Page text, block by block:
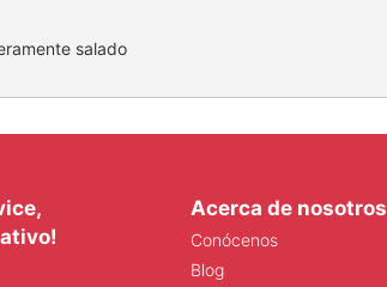
salado
Acerca de nosotros
Conócenos
Blog